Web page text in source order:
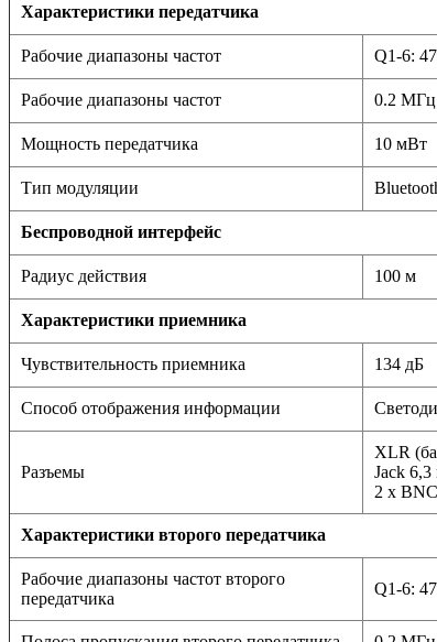
Характеристики передатчика
Рабочие диапазоны частот Q1-6:
Рабочие диапазоны частот 0.2 МГц
Мощность передатчика 10 мВт
Тип модуляции
Беспроводной интерфейс
Радиус действия 100 м
Характеристики приемника
Чувствительность приемника 134 дБ
Способ отображения информации
Разъемы
XLR
Jack
2 x BNC
Характеристики второго передатчика
Рабочие диапазоны частот второго
передатчика
Q1-6: